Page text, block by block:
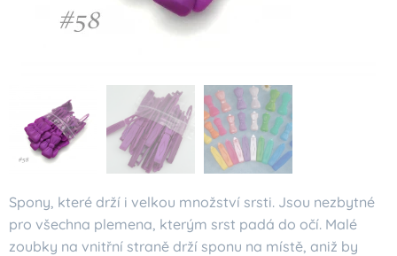
Spony, které drží i velkou množství srsti. Jsou nezbytné
pro všechna plemena, kterým srst padá do očí. Malé
zoubky na vnitřní straně drží sponu na místě, aniž by